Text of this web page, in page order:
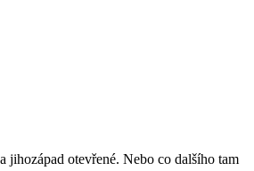
jihozápad otevřené. Nebo co dalšího tam